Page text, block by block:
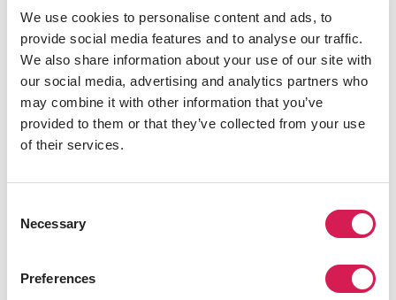
We use cookies to personalise content and ads, to
provide social media features and to analyse our traffic.
We also share information about your use of our site with
our social media, advertising and analytics partners who
may combine it with other information that you’ve
provided to them or that they’ve collected from your use
of their services.
Selection
Necessary
Preferences
留学で得られたものはどんなものがありますか?
様々なことがありますが、私にとって一番大きいことは
出会った人とのネットワークです。
アメリカには多種多様な人がいて、ヨーロッパ系の人や
ヒスパニック系、アジア系など様々です。
留学生も世界中から集まります。その環境で、私は多くの
人と出会い、その人たちを通して世界中にネットワーク
を築くことができました。
彼らを通して、多様な考え方・見方を学びました。特に
深い関係を築くことになった人との出会いは、私の人生